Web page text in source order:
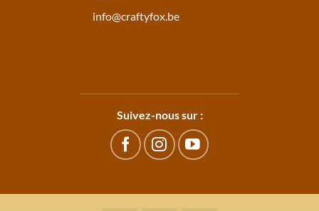
info@craftyfox.be
Suivez-nous sur :